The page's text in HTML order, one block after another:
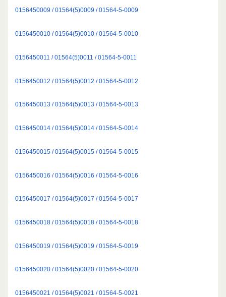
0156450009 / 01564(5)0009 / 01564-5-0009
0156450010 / 01564(5)0010 / 01564-5-0010
0156450011 / 01564(5)0011 / 01564-5-0011
0156450012 / 01564(5)0012 / 01564-5-0012
0156450013 / 01564(5)0013 / 01564-5-0013
0156450014 / 01564(5)0014 / 01564-5-0014
0156450015 / 01564(5)0015 / 01564-5-0015
0156450016 / 01564(5)0016 / 01564-5-0016
0156450017 / 01564(5)0017 / 01564-5-0017
0156450018 / 01564(5)0018 / 01564-5-0018
0156450019 / 01564(5)0019 / 01564-5-0019
0156450020 / 01564(5)0020 / 01564-5-0020
0156450021 / 01564(5)0021 / 01564-5-0021